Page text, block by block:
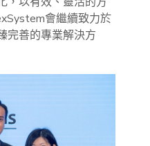
會繼續致力於
完善的專業解決方